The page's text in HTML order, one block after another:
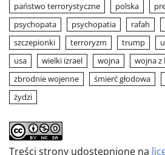
państwo terrorystyczne
polska
psychopata
psychopatia rafah
szczepionki
terroryzm trump
usa
wielki izrael wojna wojna z
zbrodnie wojenne
śmierć głodowa
żydzi
Treści strony udostępnione na